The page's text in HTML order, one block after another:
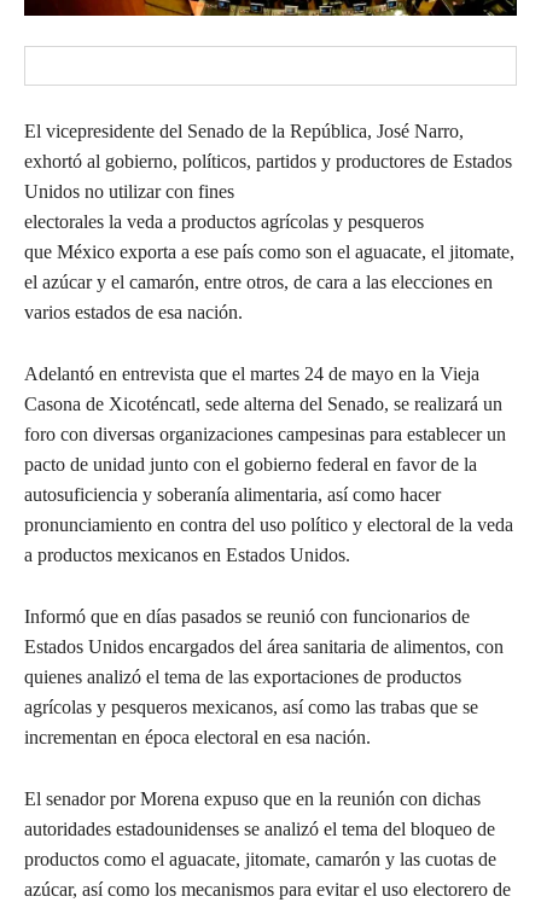
El vicepresidente del Senado de la República, José Narro,
exhortó al gobierno, políticos, partidos y productores de Estados
Unidos no utilizar con fines
electorales la veda a productos agrícolas y pesqueros
que México exporta a ese país como son el aguacate, el jitomate,
el azúcar y el camarón, entre otros, de cara a las elecciones en
varios estados de esa nación.
Adelantó en entrevista que el martes 24 de mayo en la Vieja
Casona de Xicoténcatl, sede alterna del Senado, se realizará un
foro con diversas organizaciones campesinas para establecer un
pacto de unidad junto con el gobierno federal en favor de la
autosuficiencia y soberanía alimentaria, así como hacer
pronunciamiento en contra del uso político y electoral de la veda
a productos mexicanos en Estados Unidos.
Informó que en días pasados se reunió con funcionarios de
Estados Unidos encargados del área sanitaria de alimentos, con
quienes analizó el tema de las exportaciones de productos
agrícolas y pesqueros mexicanos, así como las trabas que se
incrementan en época electoral en esa nación.
El senador por Morena expuso que en la reunión con dichas
autoridades estadounidenses se analizó el tema del bloqueo de
productos como el aguacate, jitomate, camarón y las cuotas de
azúcar, así como los mecanismos para evitar el uso electorero de